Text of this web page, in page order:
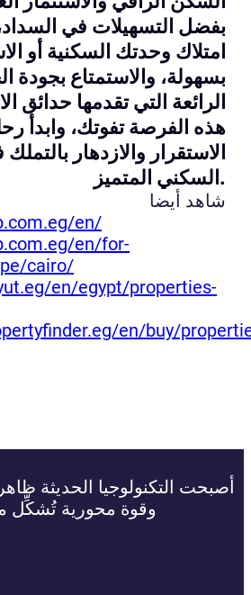
بفضل التسهيلات في
امتلاك وحدتك السكنية أو
بسهولة، والاستمتاع بجودة
الرائعة التي تقدمها حدائق
هذه الفرصة تفوتك، وابدأ
الاستقرار والازدهار
السكني المتميز.
شاهد أيضا
en/
en/for-
cairo/
en/egypt/properties-
en/buy/
أصبحت التكنولوجيا الحديثة
وقوة محورية تُشكِّل